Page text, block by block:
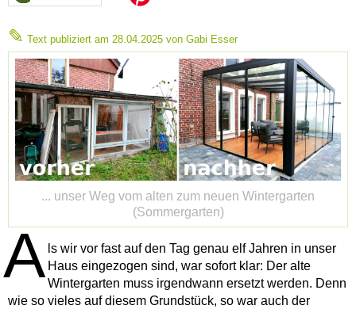
✎ Text publiziert am 28.04.2025 von Gabi Esser
... unser Weg vom alten zum neuen Wintergarten
(Sommergarten)
A ls wir vor fast auf den Tag genau elf Jahren in unser
Haus eingezogen sind, war sofort klar: Der alte
Wintergarten muss irgendwann ersetzt werden. Denn
wie so vieles auf diesem Grundstück, so war auch der